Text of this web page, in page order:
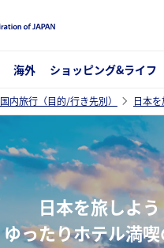
海外 ショッピング&ライフ
国内旅行（目的/行き先別） 日本
日本を旅しよう
ゆったりホテル満